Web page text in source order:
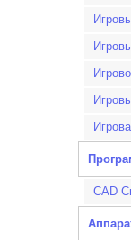
CAD